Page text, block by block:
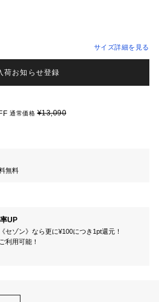
サイズ詳細を見る
荷お知らせ登録
通常価格¥13,090
無料
UP
セゾン》なら更に¥100につき1pt還元！
利用可能！